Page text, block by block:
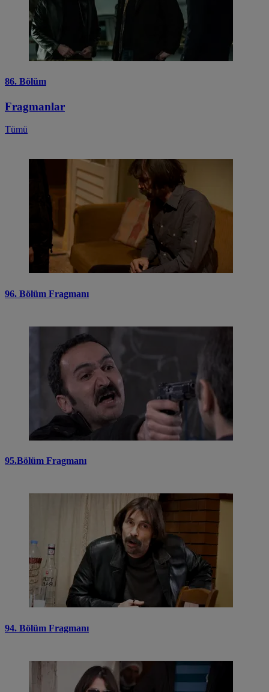
86. Bölüm
Fragmanlar
Tümü
96. Bölüm Fragmanı
95.Bölüm Fragmanı
94. Bölüm Fragmanı